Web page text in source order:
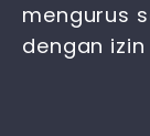
mengurus
dengan